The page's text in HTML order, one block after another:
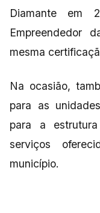
Diamante em
Empreendedor
mesma
Na ocasião,
para as
para a
serviços
município.